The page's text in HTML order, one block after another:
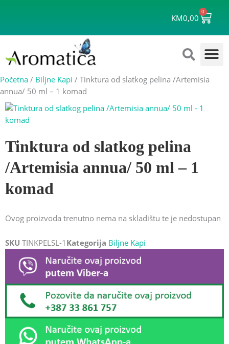
KM0,00
0
Cart
Početna / Biljne Kapi / Tinktura od slatkog pelina /Artemisia
annua/ 50 ml – 1 komad
Tinktura od slatkog pelina
/Artemisia annua/ 50 ml – 1
komad
Ovog proizvoda trenutno nema na skladištu te je nedostupan
SKU TINKPELSL-1 Kategorija Biljne Kapi